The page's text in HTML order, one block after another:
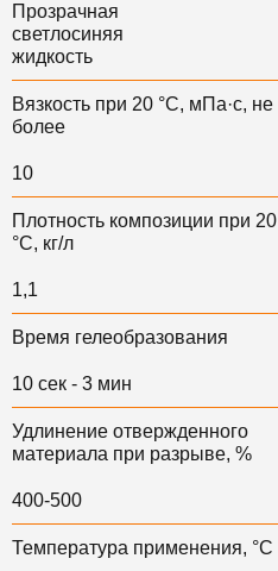
Прозрачная
светлосиняя
жидкость
Вязкость при 20 °С, мПа·с, не
более
10
Плотность композиции при 20
°С, кг/л
1,1
Время гелеобразования
10 сек - 3 мин
Удлинение отвержденного
материала при разрыве, %
400-500
Температура применения, °С